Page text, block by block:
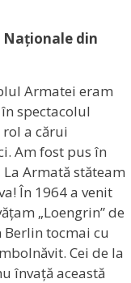
Naționale din
Armatei eram
spectacolul
rol a cărui
Am fost pus în
Armată stăteam
În 1964 a venit
„Loengrin” de
tocmai cu
Cei de la
învață această